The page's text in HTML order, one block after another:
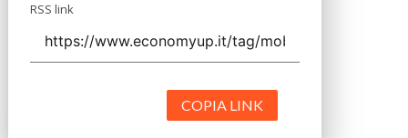
RSS link
COPIA LINK